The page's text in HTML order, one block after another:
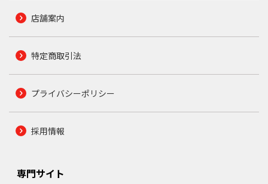
店舗案内
特定商取引法
プライバシーポリシー
採用情報
専門サイト